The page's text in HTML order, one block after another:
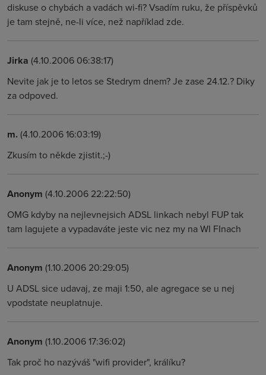
diskuse o chybách a vadách wi-fi? Vsadím ruku, že příspěvků
je tam stejně, ne-li více, než například zde.
Jirka (4.10.2006 06:38:17)
Nevite jak je to letos se Stedrym dnem? Je zase 24.12.? Diky
za odpoved.
m. (4.10.2006 16:03:19)
Zkusím to někde zjistit.;-)
Anonym (4.10.2006 22:22:50)
OMG kdyby na nejlevnejsich ADSL linkach nebyl FUP tak
tam lagujete a vypadaváte jeste vic nez my na WI FInach
Anonym (1.10.2006 20:29:05)
U ADSL sice udavaj, ze maji 1:50, ale agregace se u nej
vpodstate neuplatnuje.
Anonym (1.10.2006 17:36:02)
Tak proč ho nazýváš "wifi provider", králíku?